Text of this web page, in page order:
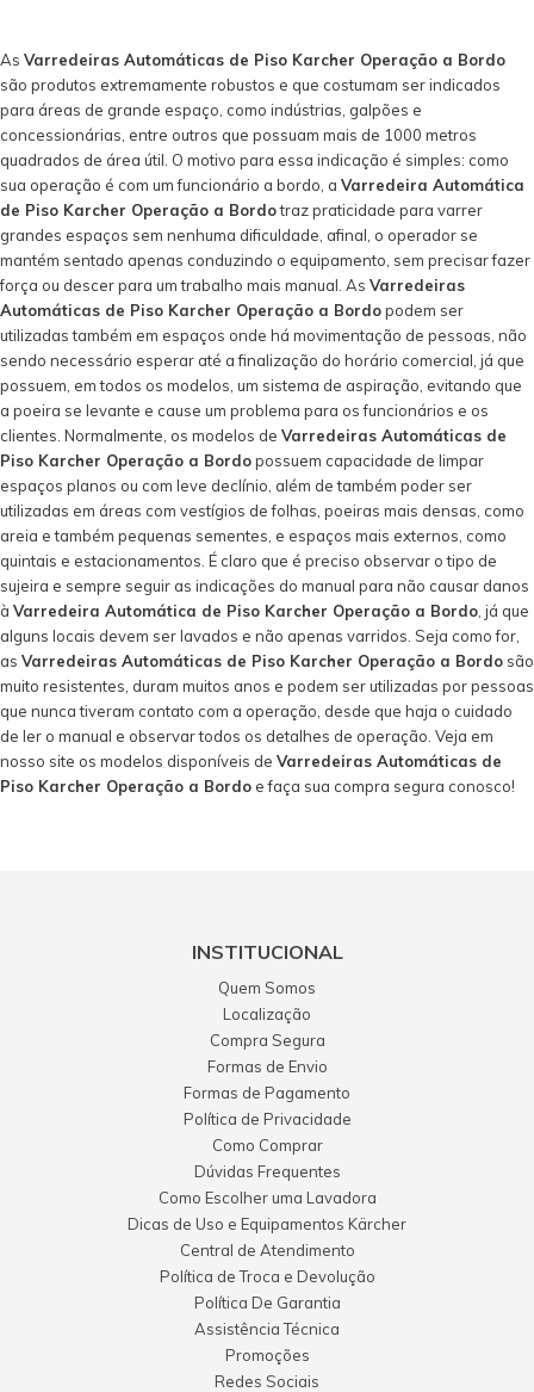
As Varredeiras Automáticas de Piso Karcher Operação a Bordo
são produtos extremamente robustos e que costumam ser indicados
para áreas de grande espaço, como indústrias, galpões e
concessionárias, entre outros que possuam mais de 1000 metros
quadrados de área útil. O motivo para essa indicação é simples: como
sua operação é com um funcionário a bordo, a Varredeira Automática
de Piso Karcher Operação a Bordotraz praticidade para varrer
grandes espaços sem nenhuma dificuldade, afinal, o operador se
mantém sentado apenas conduzindo o equipamento, sem precisar fazer
força ou descer para um trabalho mais manual. As Varredeiras
Automáticas de Piso Karcher Operação a Bordopodem ser
utilizadas também em espaços onde há movimentação de pessoas, não
sendo necessário esperar até a finalização do horário comercial, já que
possuem, em todos os modelos, um sistema de aspiração, evitando que
a poeira se levante e cause um problema para os funcionários e os
clientes. Normalmente, os modelos de Varredeiras Automáticas de
Piso Karcher Operação a Bordopossuem capacidade de limpar
espaços planos ou com leve declínio, além de também poder ser
utilizadas em áreas com vestígios de folhas, poeiras mais densas, como
areia e também pequenas sementes, e espaços mais externos, como
quintais e estacionamentos. É claro que é preciso observar o tipo de
sujeira e sempre seguir as indicações do manual para não causar danos
à Varredeira Automática de Piso Karcher Operação a Bordo , já que
alguns locais devem ser lavados e não apenas varridos. Seja como for,
as Varredeiras Automáticas de Piso Karcher Operação a Bordo são
muito resistentes, duram muitos anos e podem ser utilizadas por pessoas
que nunca tiveram contato com a operação, desde que haja o cuidado
de ler o manual e observar todos os detalhes de operação. Veja em
nosso site os modelos disponíveis de Varredeiras Automáticas de
Piso Karcher Operação a Bordo e faça sua compra segura conosco!
INSTITUCIONAL
Quem Somos
Localização
Compra Segura
Formas de Envio
Formas de Pagamento
Política de Privacidade
Como Comprar
Dúvidas Frequentes
Como Escolher uma Lavadora
Dicas de Uso e Equipamentos Kärcher
Central de Atendimento
Política de Troca e Devolução
Política De Garantia
Assistência Técnica
Promoções
Redes Sociais